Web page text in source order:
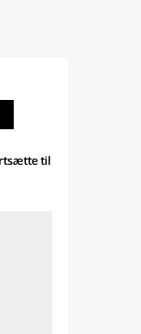
til